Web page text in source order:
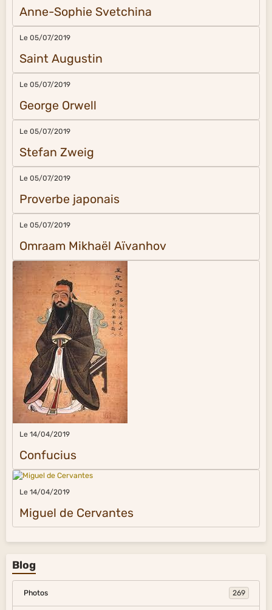
Anne-Sophie Svetchina
Le 05/07/2019
Saint Augustin
Le 05/07/2019
George Orwell
Le 05/07/2019
Stefan Zweig
Le 05/07/2019
Proverbe japonais
Le 05/07/2019
Omraam Mikhaël Aïvanhov
Le 14/04/2019
Confucius
Le 14/04/2019
Miguel de Cervantes
Blog
Photos 269